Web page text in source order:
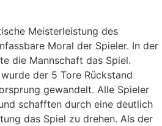
Meisterleistung des
Moral der Spieler. In der
die Mannschaft das Spiel.
der 5 Tore Rückstand
gewandelt. Alle Spieler
schafften durch eine deutlich
das Spiel zu drehen. Als der